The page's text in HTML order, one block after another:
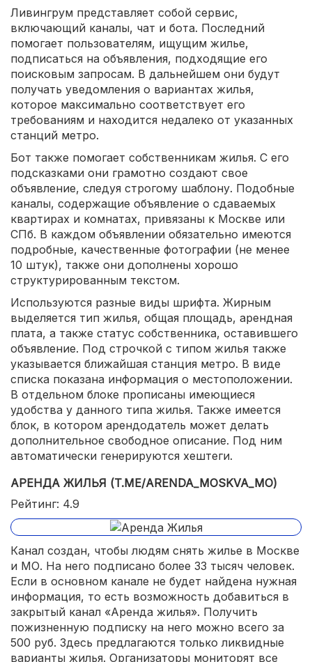
Ливингрум представляет собой сервис,
включающий каналы, чат и бота. Последний
помогает пользователям, ищущим жилье,
подписаться на объявления, подходящие его
поисковым запросам. В дальнейшем они будут
получать уведомления о вариантах жилья,
которое максимально соответствует его
требованиям и находится недалеко от указанных
станций метро.
Бот также помогает собственникам жилья. С его
подсказками они грамотно создают свое
объявление, следуя строгому шаблону. Подобные
каналы, содержащие объявление о сдаваемых
квартирах и комнатах, привязаны к Москве или
СПб. В каждом объявлении обязательно имеются
подробные, качественные фотографии (не менее
10 штук), также они дополнены хорошо
структурированным текстом.
Используются разные виды шрифта. Жирным
выделяется тип жилья, общая площадь, арендная
плата, а также статус собственника, оставившего
объявление. Под строчкой с типом жилья также
указывается ближайшая станция метро. В виде
списка показана информация о местоположении.
В отдельном блоке прописаны имеющиеся
удобства у данного типа жилья. Также имеется
блок, в котором арендодатель может делать
дополнительное свободное описание. Под ним
автоматически генерируются хештеги.
АРЕНДА ЖИЛЬЯ (T.ME/ARENDA_MOSKVA_MO)
Рейтинг: 4.9
Канал создан, чтобы людям снять жилье в Москве
и МО. На него подписано более 33 тысяч человек.
Если в основном канале не будет найдена нужная
информация, то есть возможность добавиться в
закрытый канал «Аренда жилья». Получить
пожизненную подписку на него можно всего за
500 руб. Здесь предлагаются только ликвидные
варианты жилья. Организаторы мониторят все